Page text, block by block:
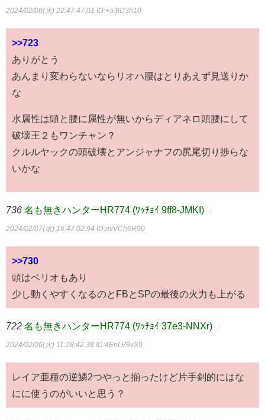
2024/02/06(火) 22:47:47.01 ID:+a3lD3h10
>>723
ありがとう
あんまり変わらないならリオハ腰はとりあえず見送りか
な
水属性は頭と腰に属性が無いからディアネロ頭腰にして
破壊王２もワンチャン？
クルルヤックの頭破壊とアンジャナフの尻尾切り捗らな
いかな
736 名も無きハンターHR774 (ﾜｯﾁｮｲ 9ff8-JMKI) ：
2024/02/07(水) 16:47:02.94 ID:nvVCh6R90
>>730
頭はベリオもあり
少し動くやすくなるのとFBとSPの最後の火力も上がる
722 名も無きハンターHR774 (ﾜｯﾁｮｲ 37e3-NNXr) ：
2024/02/06(火) 11:28:42.38 ID:4EnLV9vX0
レイア亜種の逆鱗2つやっと揃ったけど片手剣的にはな
にに使うのがいいと思う？